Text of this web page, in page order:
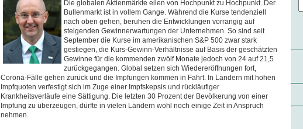
Die globalen Aktienmärkte eilen von Hochpunkt zu Hochpunkt. Der
Bullenmarkt ist in vollem Gange. Während die Kurse tendenziell
nach oben gehen, beruhen die Entwicklungen vorrangig auf
steigenden Gewinnerwartungen der Unternehmen. So sind seit
September die Kurse im amerikanischen S&P 500 zwar stark
gestiegen, die Kurs-Gewinn-Verhältnisse auf Basis der geschätzten
Gewinne für die kommenden zwölf Monate jedoch von 24 auf 21,5
zurückgegangen. Global setzen sich Wiedereröffnungen fort,
Corona-Fälle gehen zurück und die Impfungen kommen in Fahrt. In Ländern mit hohen
Impfquoten verfestigt sich im Zuge einer Impfskepsis und rückläufiger
Krankheitsverläufe eine Sättigung. Die letzten 30 Prozent der Bevölkerung von einer
Impfung zu überzeugen, dürfte in vielen Ländern wohl noch einige Zeit in Anspruch
nehmen.